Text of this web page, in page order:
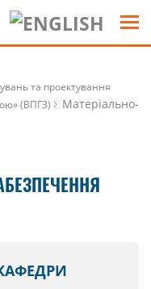
та проектування
(ВПГЗ)
Матеріально-